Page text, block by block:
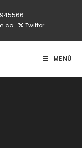
Twitter
MENÚ